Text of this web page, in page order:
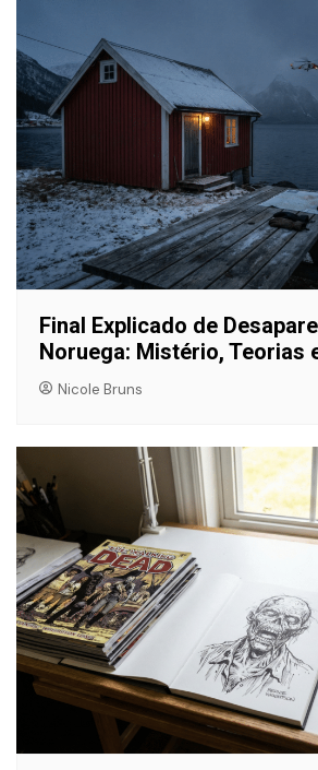
Final Explicado de
Noruega: Mistério, Teorias
Nicole Bruns